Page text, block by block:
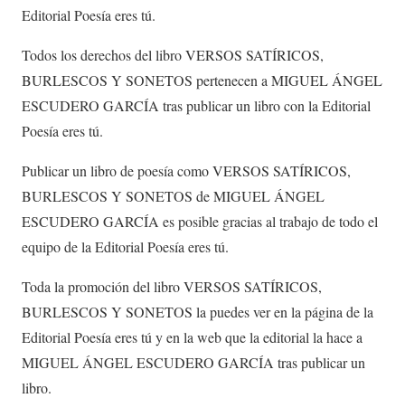
Editorial Poesía eres tú.
Todos los derechos del libro VERSOS SATÍRICOS,
BURLESCOS Y SONETOS pertenecen a MIGUEL ÁNGEL
ESCUDERO GARCÍA tras publicar un libro con la Editorial
Poesía eres tú.
Publicar un libro de poesía como VERSOS SATÍRICOS,
BURLESCOS Y SONETOS de MIGUEL ÁNGEL
ESCUDERO GARCÍA es posible gracias al trabajo de todo el
equipo de la Editorial Poesía eres tú.
Toda la promoción del libro VERSOS SATÍRICOS,
BURLESCOS Y SONETOS la puedes ver en la página de la
Editorial Poesía eres tú y en la web que la editorial la hace a
MIGUEL ÁNGEL ESCUDERO GARCÍA tras publicar un
libro.